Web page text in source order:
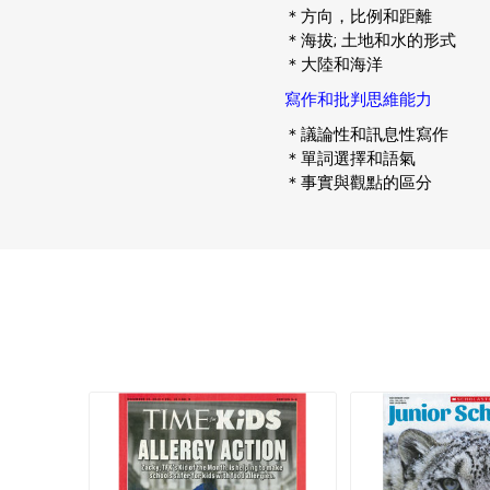
＊方向，比例和距離
＊海拔; 土地和水的形式
＊大陸和海洋
寫作和批判思維能力
＊議論性和訊息性寫作
＊單詞選擇和語氣
＊事實與觀點的區分